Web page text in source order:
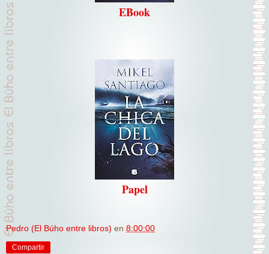
EBook
Papel
Pedro (El Búho entre libros) en 8:00:00
Compartir